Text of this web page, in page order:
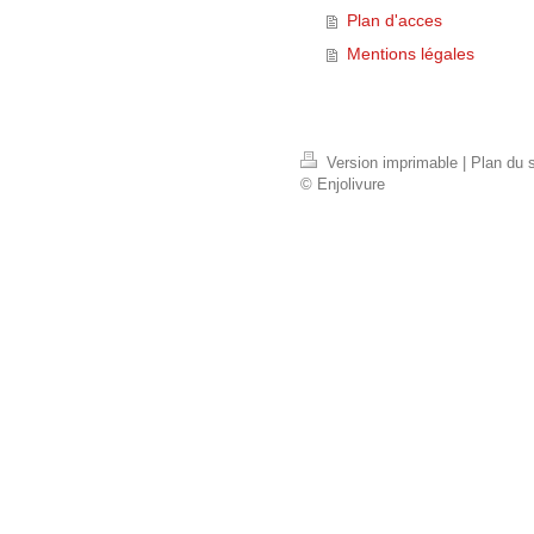
Plan d'acces
Mentions légales
Version imprimable
Plan du
© Enjolivure